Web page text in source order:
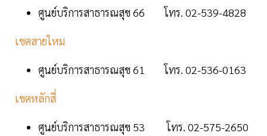
ศูนย์บริการสาธารณสุข 66 โทร. 02-539-4828
เขตสายไหม
ศูนย์บริการสาธารณสุข 61 โทร. 02-536-0163
เขตหลักสี่
ศูนย์บริการสาธารณสุข 53 โทร. 02-575-2650